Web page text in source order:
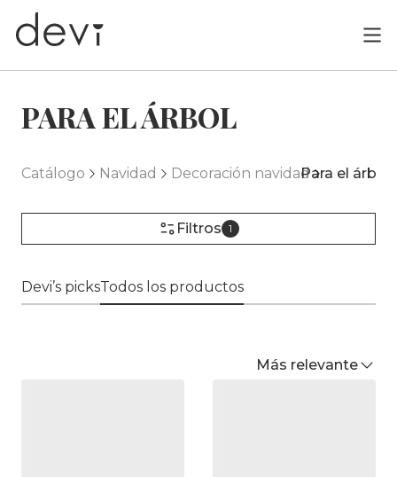
PARA EL ÁRBOL
Catálogo Navidad Decoración navidadPara el árbol
Filtros 1
Devi’s picksTodos los productos
Más relevante